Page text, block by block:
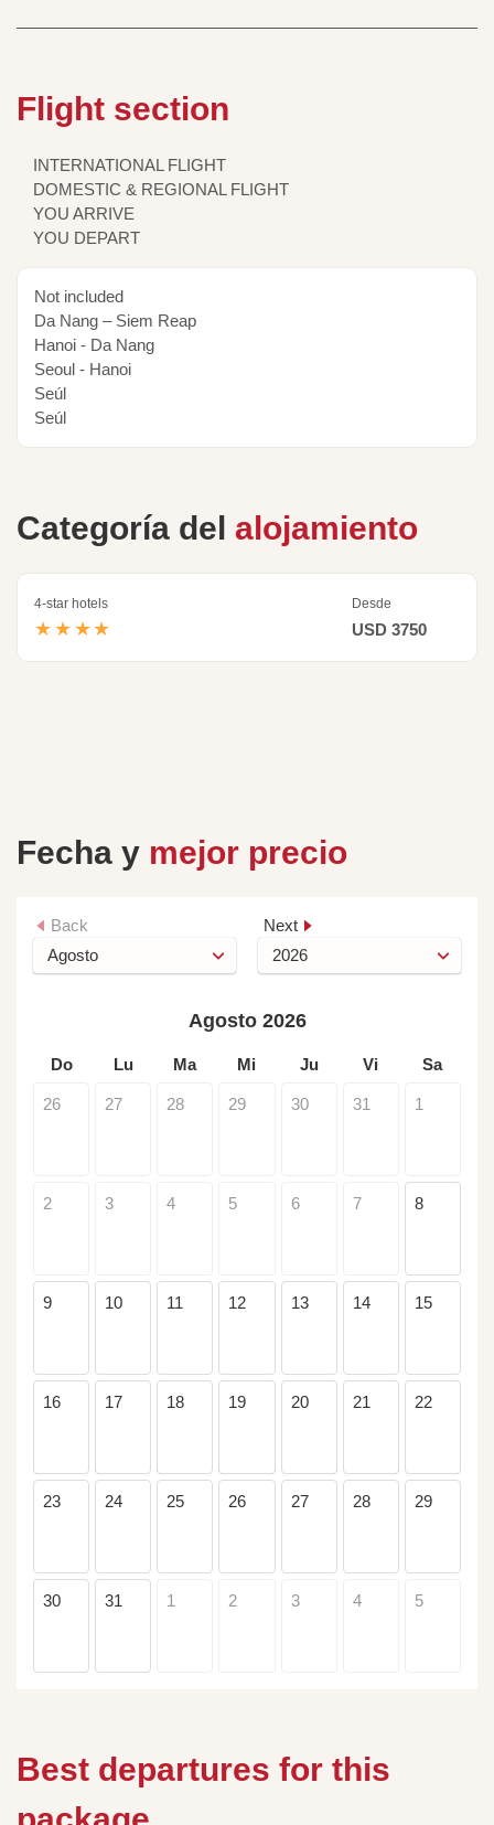
Flight section
INTERNATIONAL FLIGHT
DOMESTIC & REGIONAL FLIGHT
YOU ARRIVE
YOU DEPART
Not included
Da Nang – Siem Reap
Hanoi - Da Nang
Seoul - Hanoi
Seúl
Seúl
Categoría del alojamiento
4-star hotels
★★★★
Desde
USD 3750
Fecha y mejor precio
Back Next
Agosto 2026
Do Lu Ma Mi Ju Vi Sa
26 27 28 29 30 31 1
2 3 4 5 6 7 8
9 10 11 12 13 14 15
16 17 18 19 20 21 22
23 24 25 26 27 28 29
30 31 1 2 3 4 5
Best departures for this